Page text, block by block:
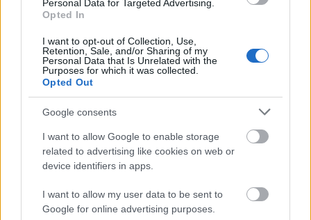
Personal Data for Targeted Advertising.
Opted In
I want to opt-out of Collection, Use,
Retention, Sale, and/or Sharing of my
Personal Data that Is Unrelated with the
Purposes for which it was collected.
Opted Out
Google consents
I want to allow Google to enable storage
related to advertising like cookies on web or
device identifiers in apps.
I want to allow my user data to be sent to
Google for online advertising purposes.
(Πηγή: Monaco Legend Auctions)
Να σημειωθεί ότι ο επίσημοςετήσιος μισθός
του Ρώσου
προέδρου ανέρχεται στα3.661.765 ρούβλια
. Το ποσό
ισοδυναμούσε με περίπου 115.000 δολάρια πριν από τον
πόλεμο, αλλά λόγω της κατάρρευσης του ρωσικού εθνικού
νομίσματος ισοδυναμεί τώρα με
Είναι επίσης γνωστό ότι ο Πούτιν χάρισε μερικά από τα
ρολόγια πολυτελείας του, συμπεριλαμβανομένου ενός
από τον καρπό του για να το δωρίσει σε ένα αγόρι από τη
Σιβηρία, το 2009. Την ίδια χρονιά, έδωσε επίσης ένα